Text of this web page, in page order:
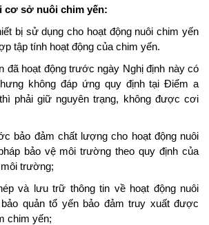
cơ sở nuôi chim yến:
bị sử dụng cho hoạt động nuôi chim yến
tập tính hoạt động của chim yến.
đã hoạt động trước ngày Nghị định này có
không đáp ứng quy định tại Điểm a
phải giữ nguyên trạng, không được cơi
bảo đảm chất lượng cho hoạt động nuôi
bảo vệ môi trường theo quy định của
trường;
và lưu trữ thông tin về hoạt động nuôi
quản tổ yến bảo đảm truy xuất được
chim yến;